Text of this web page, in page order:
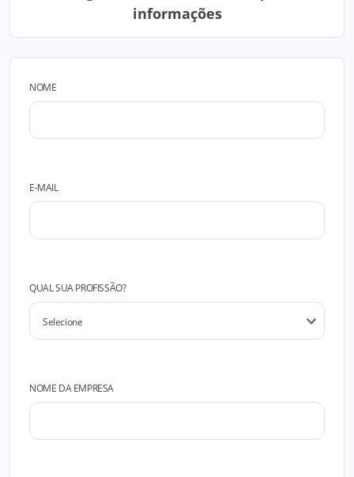
informações
NOME
E-MAIL
QUAL SUA PROFISSÃO?
NOME DA EMPRESA